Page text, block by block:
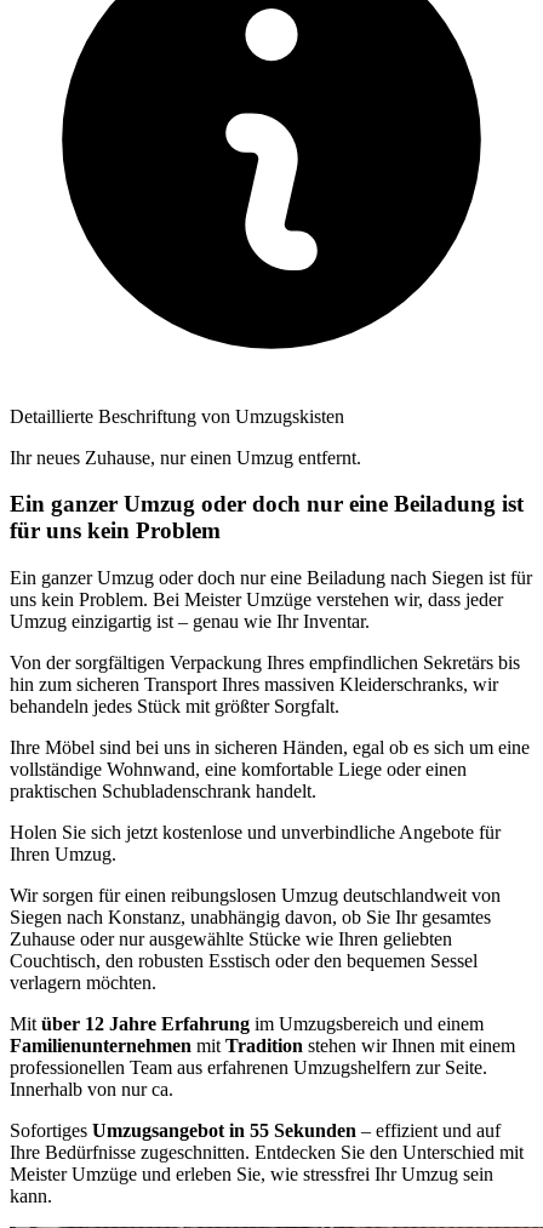
Detaillierte Beschriftung von Umzugskisten
Ihr neues Zuhause, nur einen Umzug entfernt.
Ein ganzer Umzug oder doch nur eine Beiladung ist
für uns kein Problem
Ein ganzer Umzug oder doch nur eine Beiladung nach Siegen ist für
uns kein Problem. Bei Meister Umzüge verstehen wir, dass jeder
Umzug einzigartig ist – genau wie Ihr Inventar.
Von der sorgfältigen Verpackung Ihres empfindlichen Sekretärs bis
hin zum sicheren Transport Ihres massiven Kleiderschranks, wir
behandeln jedes Stück mit größter Sorgfalt.
Ihre Möbel sind bei uns in sicheren Händen, egal ob es sich um eine
vollständige Wohnwand, eine komfortable Liege oder einen
praktischen Schubladenschrank handelt.
Holen Sie sich jetzt kostenlose und unverbindliche Angebote für
Ihren Umzug.
Wir sorgen für einen reibungslosen Umzug deutschlandweit von
Siegen nach Konstanz, unabhängig davon, ob Sie Ihr gesamtes
Zuhause oder nur ausgewählte Stücke wie Ihren geliebten
Couchtisch, den robusten Esstisch oder den bequemen Sessel
verlagern möchten.
Mit über 12 Jahre Erfahrung im Umzugsbereich und einem
Familienunternehmen mit Tradition stehen wir Ihnen mit einem
professionellen Team aus erfahrenen Umzugshelfern zur Seite.
Innerhalb von nur ca.
Sofortiges Umzugsangebot in 55 Sekunden – effizient und auf
Ihre Bedürfnisse zugeschnitten. Entdecken Sie den Unterschied mit
Meister Umzüge und erleben Sie, wie stressfrei Ihr Umzug sein
kann.